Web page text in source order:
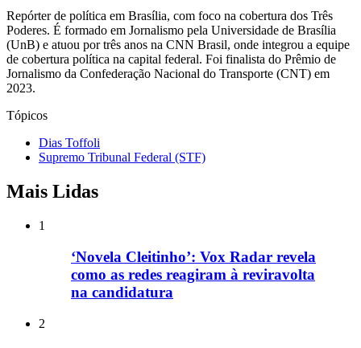
Repórter de política em Brasília, com foco na cobertura dos Três
Poderes. É formado em Jornalismo pela Universidade de Brasília
(UnB) e atuou por três anos na CNN Brasil, onde integrou a equipe
de cobertura política na capital federal. Foi finalista do Prêmio de
Jornalismo da Confederação Nacional do Transporte (CNT) em
2023.
Tópicos
Dias Toffoli
Supremo Tribunal Federal (STF)
Mais Lidas
1
‘Novela Cleitinho’: Vox Radar revela
como as redes reagiram à reviravolta
na candidatura
2